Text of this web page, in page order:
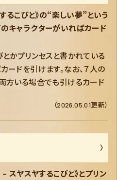
るこびと》の“楽しい夢”という
キャラクターがいればカード
とかプリンセスと書かれている
ードを引けます。なお、７人の
方いる場合でも引けるカード
（2026.05.01更新）
スヤスヤするこびと》とプリン